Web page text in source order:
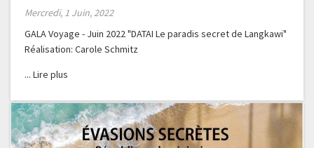
Mercredi, 1 Juin, 2022
GALA Voyage - Juin 2022 "DATAI Le paradis secret de Langkawi"
Réalisation: Carole Schmitz